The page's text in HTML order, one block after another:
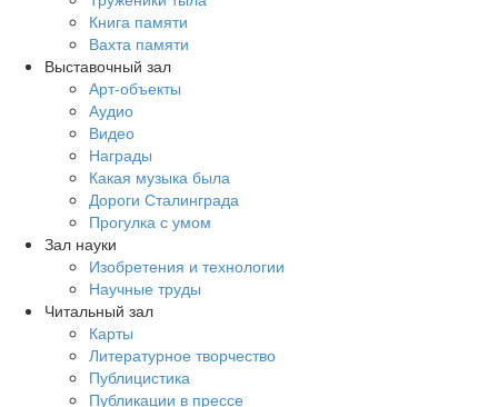
Книга памяти
Вахта памяти
Выставочный зал
Арт-объекты
Аудио
Видео
Награды
Какая музыка была
Дороги Сталинграда
Прогулка с умом
Зал науки
Изобретения и технологии
Научные труды
Читальный зал
Карты
Литературное творчество
Публицистика
Публикации в прессе